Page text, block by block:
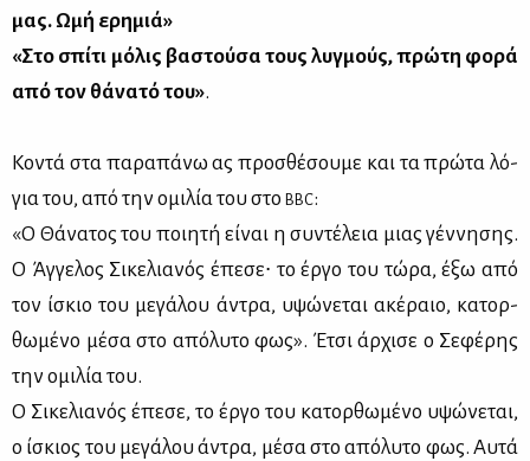
μας. Ωμή ερη­μιά»
«Στο σπί­τι μό­λις βα­στού­σα τους λυγ­μούς, πρώ­τη φο­ρά
από τον θά­να­τό του».
Κο­ντά στα πα­ρα­πά­νω ας προ­σθέ­σου­με και τα πρώ­τα λό­
για του, από την ομι­λία του στο BBC:
«Ο Θά­να­τος του ποι­η­τή εί­ναι η συ­ντέ­λεια μιας γέν­νη­σης.
Ο Άγ­γε­λος Σι­κε­λια­νός έπε­σε∙ το έρ­γο του τώ­ρα, έξω από
τον ίσκιο του με­γά­λου άντρα, υψώ­νε­ται ακέ­ραιο, κα­τορ­
θω­μέ­νο μέ­σα στο από­λυ­το φως». Έτσι άρ­χι­σε ο Σε­φέ­ρης
την ομι­λία του.
Ο Σι­κε­λια­νός έπε­σε, το έρ­γο του κα­τορ­θω­μέ­νο υψώ­νε­ται,
ο ίσκιος του με­γά­λου άντρα, μέ­σα στο από­λυ­το φως. Αυ­τά